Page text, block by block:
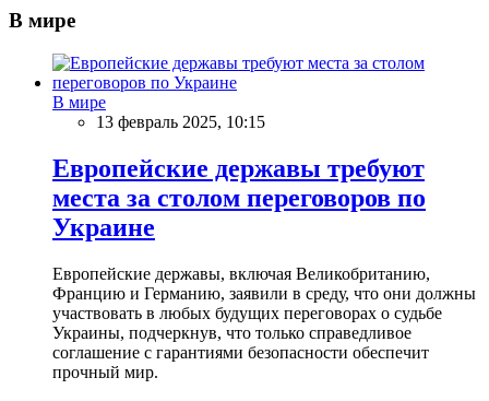
В мире
В мире
13 февраль 2025, 10:15
Европейские державы требуют
места за столом переговоров по
Украине
Европейские державы, включая Великобританию,
Францию и Германию, заявили в среду, что они должны
участвовать в любых будущих переговорах о судьбе
Украины, подчеркнув, что только справедливое
соглашение с гарантиями безопасности обеспечит
прочный мир.